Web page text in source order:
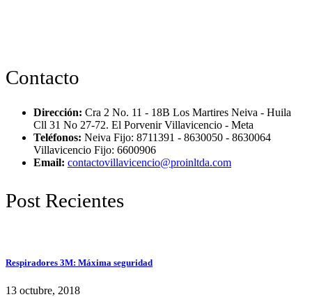
Contacto
Dirección: Cra 2 No. 11 - 18B Los Martires Neiva - Huila
Cll 31 No 27-72. El Porvenir Villavicencio - Meta
Teléfonos: Neiva Fijo: 8711391 - 8630050 - 8630064
Villavicencio Fijo: 6600906
Email: contactovillavicencio@proinltda.com
Post Recientes
Respiradores 3M: Máxima seguridad
13 octubre, 2018